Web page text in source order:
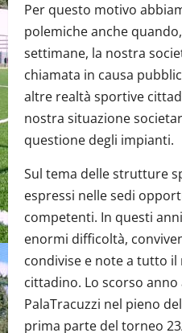
Per questo motivo
polemiche anche
settimane, la nostra
chiamata in causa
altre realtà sportive
nostra situazione
questione degli impianti.
Sul tema delle strutture
espressi nelle sedi
competenti. In questi
enormi difficoltà,
condivise e note a tutto
cittadino. Lo scorso
PalaTracuzzi nel pieno
prima parte del torneo